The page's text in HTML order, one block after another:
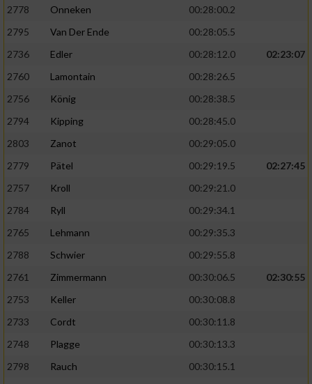
2778
Onneken
00:28:00.2
2795
Van Der Ende
00:28:05.5
2736
Edler 00:28:12.0
02:23:07
2760
Lamontain
00:28:26.5
2756
König
00:28:38.5
2794
Kipping
00:28:45.0
2803
Zanot
00:29:05.0
2779
Pätel 00:29:19.5
02:27:45
2757
Kroll
00:29:21.0
2784
Ryll
00:29:34.1
2765
Lehmann
00:29:35.3
2788
Schwier
00:29:55.8
2761
Zimmermann 00:30:06.5
02:30:55
2753
Keller
00:30:08.8
2733
Cordt
00:30:11.8
2748
Plagge
00:30:13.3
2798
Rauch
00:30:15.1